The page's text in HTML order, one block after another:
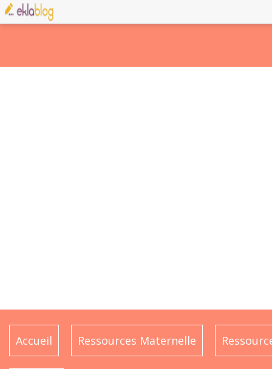
Accueil Ressources Maternelle